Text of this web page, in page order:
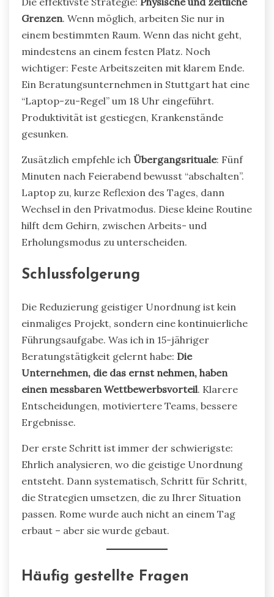
Grenzen. Wenn möglich, arbeiten Sie nur in
einem bestimmten Raum. Wenn das nicht geht,
mindestens an einem festen Platz. Noch
wichtiger: Feste Arbeitszeiten mit klarem Ende.
Ein Beratungsunternehmen in Stuttgart hat eine
“Laptop-zu-Regel” um 18 Uhr eingeführt.
Produktivität ist gestiegen, Krankenstände
gesunken.
Zusätzlich empfehle ich Übergangsrituale: Fünf
Minuten nach Feierabend bewusst “abschalten”.
Laptop zu, kurze Reflexion des Tages, dann
Wechsel in den Privatmodus. Diese kleine Routine
hilft dem Gehirn, zwischen Arbeits- und
Erholungsmodus zu unterscheiden.
Schlussfolgerung
Die Reduzierung geistiger Unordnung ist kein
einmaliges Projekt, sondern eine kontinuierliche
Führungsaufgabe. Was ich in 15-jähriger
Beratungstätigkeit gelernt habe: Die
Unternehmen, die das ernst nehmen, haben
einen messbaren Wettbewerbsvorteil. Klarere
Entscheidungen, motiviertere Teams, bessere
Ergebnisse.
Der erste Schritt ist immer der schwierigste:
Ehrlich analysieren, wo die geistige Unordnung
entsteht. Dann systematisch, Schritt für Schritt,
die Strategien umsetzen, die zu Ihrer Situation
passen. Rome wurde auch nicht an einem Tag
erbaut – aber sie wurde gebaut.
Häufig gestellte Fragen